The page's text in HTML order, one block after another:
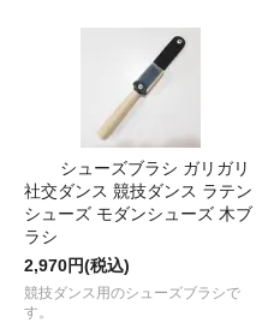
シューズブラシ ガリガリ
社交ダンス 競技ダンス ラテン
シューズ モダンシューズ 木ブ
ラシ
2,970円(税込)
競技ダンス用のシューズブラシで
す。